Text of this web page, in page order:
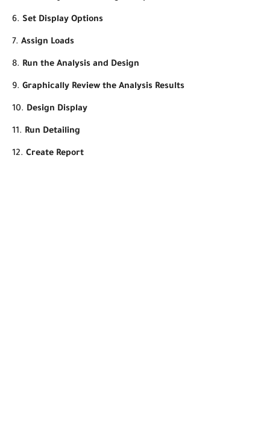
Set Display Options
Assign Loads
Run the Analysis and Design
Graphically Review the Analysis Results
Design Display
Run Detailing
Create Report